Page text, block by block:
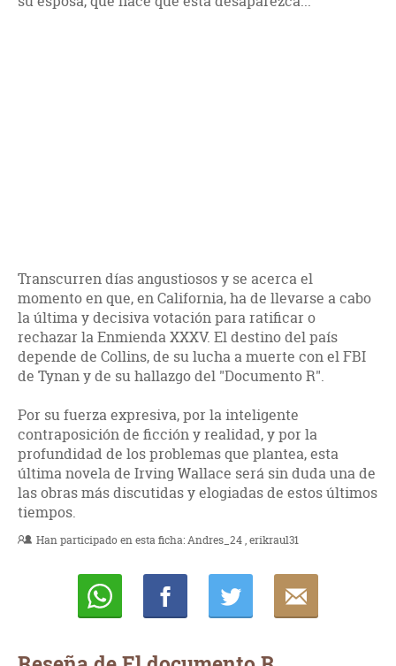
Transcurren días angustiosos y se acerca el
momento en que, en California, ha de llevarse a cabo
la última y decisiva votación para ratificar o
rechazar la Enmienda XXXV. El destino del país
depende de Collins, de su lucha a muerte con el FBI
de Tynan y de su hallazgo del "Documento R".
Por su fuerza expresiva, por la inteligente
contraposición de ficción y realidad, y por la
profundidad de los problemas que plantea, esta
última novela de Irving Wallace será sin duda una de
las obras más discutidas y elogiadas de estos últimos
tiempos.
Han participado en esta ficha:Andres_24 erikraul31